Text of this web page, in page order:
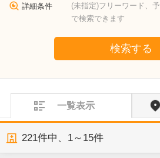
詳細条件
(未指定)フリーワード、
で検索できます
検索する
一覧表示
221件中、 1～15件